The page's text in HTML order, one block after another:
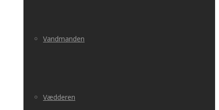
Vandmanden
Vædderen